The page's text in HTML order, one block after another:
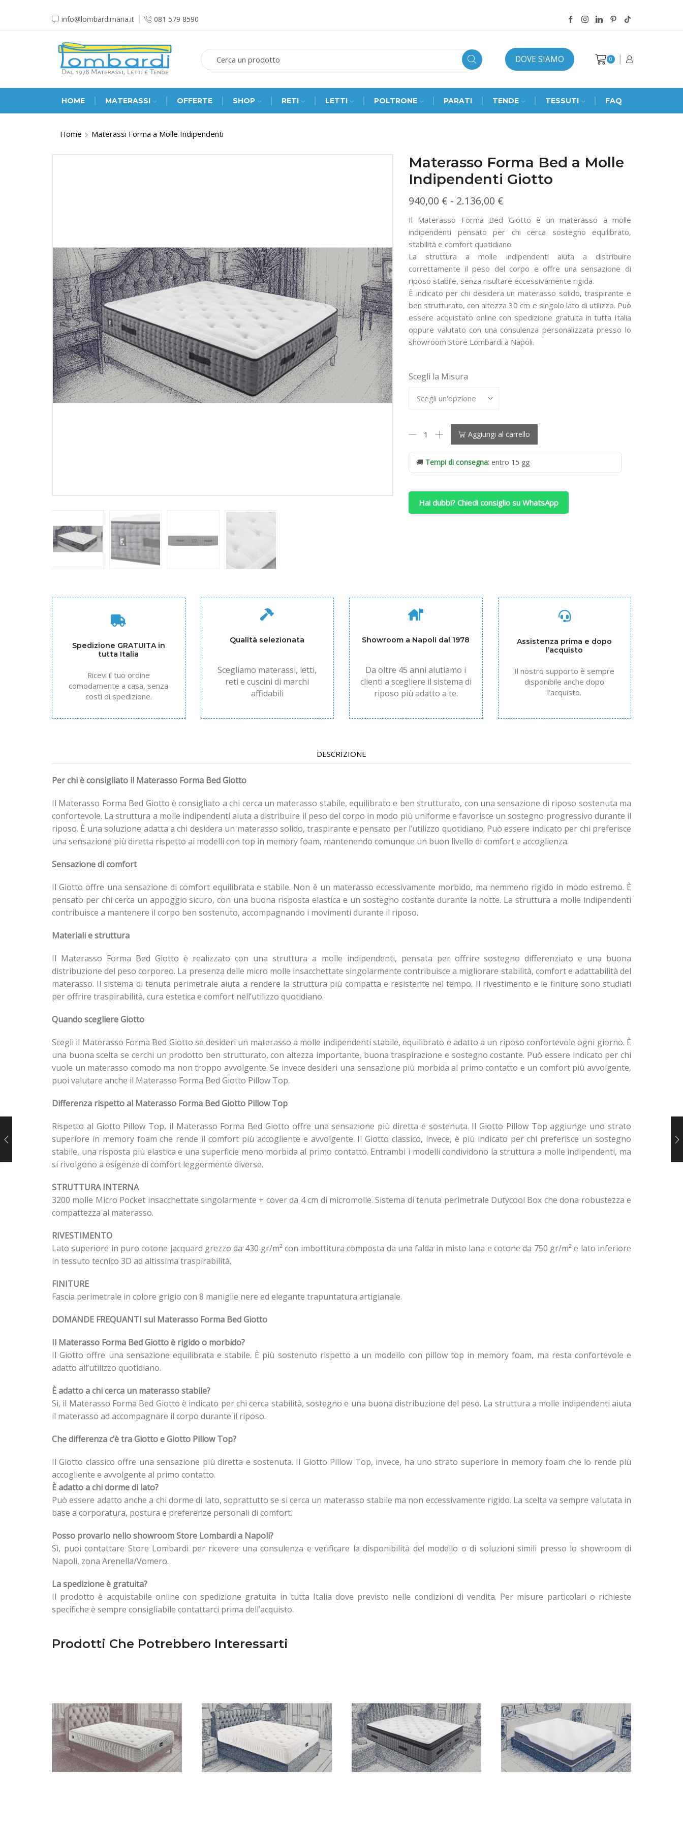
info@lombardimaria.it 081 579 8590
DOVE SIAMO 0
HOME MATERASSI OFFERTE SHOP RETI LETTI POLTRONE PARATI TENDE TESSUTI FAQ
Home Materassi Forma a Molle Indipendenti
Materasso Forma Bed a Molle
Indipendenti Giotto
940,00 € - 2.136,00 €
di
prezzo:
da
940,00 €
a
2.136,00 €
Il Materasso Forma Bed Giotto è un materasso a molle
indipendenti pensato per chi cerca sostegno equilibrato,
stabilità e comfort quotidiano.
La struttura a molle indipendenti aiuta a distribuire
correttamente il peso del corpo e offre una sensazione di
riposo stabile, senza risultare eccessivamente rigida.
È indicato per chi desidera un materasso solido, traspirante e
ben strutturato, con altezza 30 cm e singolo lato di utilizzo. Può
essere acquistato online con spedizione gratuita in tutta Italia
oppure valutato con una consulenza personalizzata presso lo
showroom Store Lombardi a Napoli.
Scegli la Misura
Materasso
Forma
Bed
Molle
Giotto
quantità
Aggiungi al carrello
🚚 Tempi di consegna: entro 15 gg
Hai dubbi? Chiedi consiglio su WhatsApp
Spedizione GRATUITA in
tutta Italia
Ricevi il tuo ordine
comodamente a casa, senza
costi di spedizione.
Qualità selezionata
Scegliamo materassi, letti,
reti e cuscini di marchi
affidabili
Showroom a Napoli dal 1978
Da oltre 45 anni aiutiamo i
clienti a scegliere il sistema di
riposo più adatto a te.
Assistenza prima e dopo
l’acquisto
Il nostro supporto è sempre
disponibile anche dopo
l’acquisto.
DESCRIZIONE
Per chi è consigliato il Materasso Forma Bed Giotto
Il Materasso Forma Bed Giotto è consigliato a chi cerca un materasso stabile, equilibrato e ben strutturato, con una sensazione di riposo sostenuta ma
confortevole. La struttura a molle indipendenti aiuta a distribuire il peso del corpo in modo più uniforme e favorisce un sostegno progressivo durante il
riposo. È una soluzione adatta a chi desidera un materasso solido, traspirante e pensato per l’utilizzo quotidiano. Può essere indicato per chi preferisce
una sensazione più diretta rispetto ai modelli con top in memory foam, mantenendo comunque un buon livello di comfort e accoglienza.
Sensazione di comfort
Il Giotto offre una sensazione di comfort equilibrata e stabile. Non è un materasso eccessivamente morbido, ma nemmeno rigido in modo estremo. È
pensato per chi cerca un appoggio sicuro, con una buona risposta elastica e un sostegno costante durante la notte. La struttura a molle indipendenti
contribuisce a mantenere il corpo ben sostenuto, accompagnando i movimenti durante il riposo.
Materiali e struttura
Il Materasso Forma Bed Giotto è realizzato con una struttura a molle indipendenti, pensata per offrire sostegno differenziato e una buona
distribuzione del peso corporeo. La presenza delle micro molle insacchettate singolarmente contribuisce a migliorare stabilità, comfort e adattabilità del
materasso. Il sistema di tenuta perimetrale aiuta a rendere la struttura più compatta e resistente nel tempo. Il rivestimento e le finiture sono studiati
per offrire traspirabilità, cura estetica e comfort nell’utilizzo quotidiano.
Quando scegliere Giotto
Scegli il Materasso Forma Bed Giotto se desideri un materasso a molle indipendenti stabile, equilibrato e adatto a un riposo confortevole ogni giorno. È
una buona scelta se cerchi un prodotto ben strutturato, con altezza importante, buona traspirazione e sostegno costante. Può essere indicato per chi
vuole un materasso comodo ma non troppo avvolgente. Se invece desideri una sensazione più morbida al primo contatto e un comfort più avvolgente,
puoi valutare anche il Materasso Forma Bed Giotto Pillow Top.
Differenza rispetto al Materasso Forma Bed Giotto Pillow Top
Rispetto al Giotto Pillow Top, il Materasso Forma Bed Giotto offre una sensazione più diretta e sostenuta. Il Giotto Pillow Top aggiunge uno strato
superiore in memory foam che rende il comfort più accogliente e avvolgente. Il Giotto classico, invece, è più indicato per chi preferisce un sostegno
stabile, una risposta più elastica e una superficie meno morbida al primo contatto. Entrambi i modelli condividono la struttura a molle indipendenti, ma
si rivolgono a esigenze di comfort leggermente diverse.
STRUTTURA INTERNA
3200 molle Micro Pocket insacchettate singolarmente + cover da 4 cm di micromolle. Sistema di tenuta perimetrale Dutycool Box che dona robustezza e
compattezza al materasso.
RIVESTIMENTO
Lato superiore in puro cotone jacquard grezzo da 430 gr/m² con imbottitura composta da una falda in misto lana e cotone da 750 gr/m² e lato inferiore
in tessuto tecnico 3D ad altissima traspirabilità.
FINITURE
Fascia perimetrale in colore grigio con 8 maniglie nere ed elegante trapuntatura artigianale.
DOMANDE FREQUANTI sul Materasso Forma Bed Giotto
Il Materasso Forma Bed Giotto è rigido o morbido?
Il Giotto offre una sensazione equilibrata e stabile. È più sostenuto rispetto a un modello con pillow top in memory foam, ma resta confortevole e
adatto all’utilizzo quotidiano.
È adatto a chi cerca un materasso stabile?
Sì, il Materasso Forma Bed Giotto è indicato per chi cerca stabilità, sostegno e una buona distribuzione del peso. La struttura a molle indipendenti aiuta
il materasso ad accompagnare il corpo durante il riposo.
Che differenza c’è tra Giotto e Giotto Pillow Top?
Il Giotto classico offre una sensazione più diretta e sostenuta. Il Giotto Pillow Top, invece, ha uno strato superiore in memory foam che lo rende più
accogliente e avvolgente al primo contatto.
È adatto a chi dorme di lato?
Può essere adatto anche a chi dorme di lato, soprattutto se si cerca un materasso stabile ma non eccessivamente rigido. La scelta va sempre valutata in
base a corporatura, postura e preferenze personali di comfort.
Posso provarlo nello showroom Store Lombardi a Napoli?
Sì, puoi contattare Store Lombardi per ricevere una consulenza e verificare la disponibilità del modello o di soluzioni simili presso lo showroom di
Napoli, zona Arenella/Vomero.
La spedizione è gratuita?
Il prodotto è acquistabile online con spedizione gratuita in tutta Italia dove previsto nelle condizioni di vendita. Per misure particolari o richieste
specifiche è sempre consigliabile contattarci prima dell’acquisto.
Prodotti Che Potrebbero Interessarti